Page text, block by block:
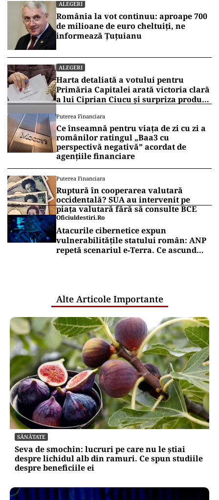
ALEGERI
România la vot continuu: aproape 700
de milioane de euro cheltuiți, ne
informează Țuțuianu
ALEGERI
Harta detaliată a votului pentru
Primăria Capitalei arată victoria clară
a lui Ciprian Ciucu și surpriza produsă
Puterea Financiara
Ce înseamnă pentru viața de zi cu zi a
românilor ratingul „Baa3 cu
perspectivă negativă” acordat de
agențiile financiare
Puterea Financiara
Ruptură în cooperarea valutară
occidentală? SUA au intervenit pe
piața valutară fără să consulte BCE
Oficiuldestiri.ro
Atacurile cibernetice expun
vulnerabilitățile statului român: ANP
repetă scenariul e‑Terra. Ce ascund
Alte Articole Importante
SĂNĂTATE
Seva de smochin: lucruri pe care nu le știai
despre lichidul alb din ramuri. Ce spun studiile
despre beneficiile ei